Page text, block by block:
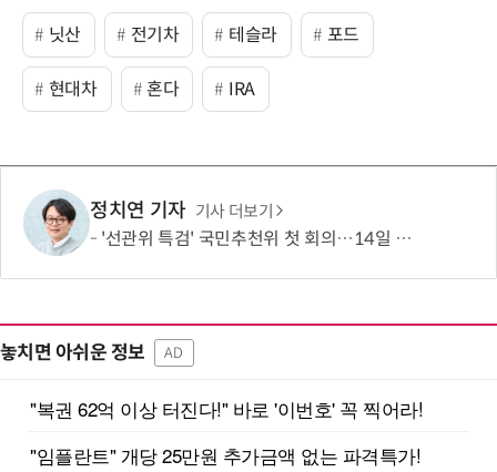
닛산 전기차 테슬라 포드
현대차 혼다 IRA
정치연 기자 기사 더보기
'선관위 특검' 국민추천위 첫 회의…14일 최종 후보 2인 선출
놓치면 아쉬운 정보 AD